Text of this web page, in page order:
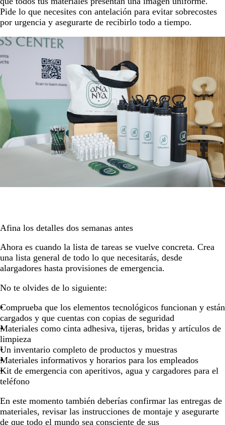
Pide lo que necesites con antelación para evitar sobrecostes
por urgencia y asegurarte de recibirlo todo a tiempo.
Afina los detalles dos semanas antes
Ahora es cuando la lista de tareas se vuelve concreta. Crea
una lista general de todo lo que necesitarás, desde
alargadores hasta provisiones de emergencia.
No te olvides de lo siguiente:
Comprueba que los elementos tecnológicos funcionan y están
cargados y que cuentas con copias de seguridad
Materiales como cinta adhesiva, tijeras, bridas y artículos de
limpieza
Un inventario completo de productos y muestras
Materiales informativos y horarios para los empleados
Kit de emergencia con aperitivos, agua y cargadores para el
teléfono
En este momento también deberías confirmar las entregas de
materiales, revisar las instrucciones de montaje y asegurarte
de que todo el mundo sea consciente de sus